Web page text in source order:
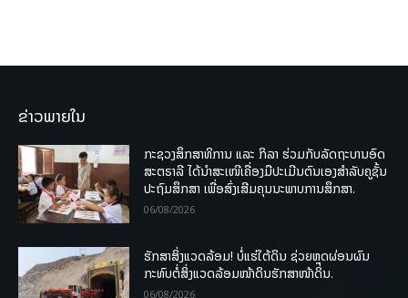
ຂ່າວພາຍໃນ
ກະຊວງສຶກສາທິການ ແລະ ກິລາ ຮ່ວມກັບລັດຖະບານອົດ
ສະຕຣາລີ ໄດ້ນຳສະເໜີເຄື່ອງມືປະເມີນຕົນເອງສຳລັບຄູຊັ້ນ
ປະຖົມສຶກສາ ເພື່ອສົ່ງເສີມຄຸນນະພາບການສຶກສາ.
06/08/2026
ຮັກສາສິ່ງແວດລ້ອມ! ບໍ່ແຮ່ໃຕ້ດິນ ຊ່ວຍຫຼຸດຜ່ອນຜົນ
ກະທົບຕໍ່ສິ່ງແວດລ້ອມໜ້າດິນຮັກສາໜ້າດິນ.
06/08/2026